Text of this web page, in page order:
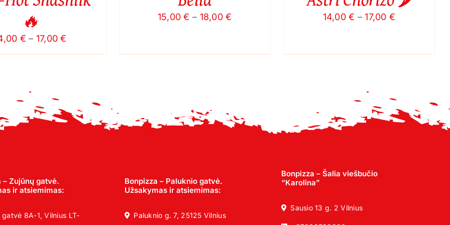
🔥
€ – 17,00€
range:
ON
PAGE
15,00€ – 18,00€
THE
14,00€ – 17,00 €
– Zujūnų gatvė.
ir atsiemimas:
gatvė 8A-1, Vilnius LT-
Bonpizza – Paluknio gatvė.
Užsakymas ir atsiemimas:
Paluknio g. 7, 25125 Vilnius
Bonpizza – Šalia viešbučio
“Karolina”
Sausio 13 g. 2 Vilnius